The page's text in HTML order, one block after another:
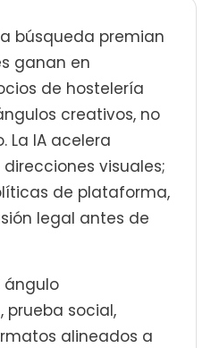
búsqueda premian
ganan en
de hostelería
creativos, no
La IA acelera
visuales;
de plataforma,
legal antes de
ángulo
prueba social,
alineados a